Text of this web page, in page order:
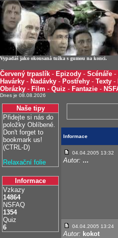
Vypadáš jako okousaná tužka s gumou na konci.
Červený trpaslík - Epizody - Scénáře -
Havárky - Nadávky - Postřehy - Texty -
Obrázky - Film - Quiz - Fantazie -
Dnes je 08.08.2026
Naše tipy
Přidejte si nás do
položky Oblíbené.
Don't forget to
bookmark us!
(CTRL-D)
Relaxační folie
Informace
Vzkazy
14864
NSFAQ
1354
Quiz
6
Informace
04.04.2005 13:32
Autor: ...
04.04.2005 13:24
Autor: kokot